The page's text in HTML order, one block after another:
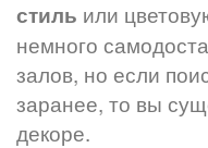
стиль или
немного
залов, но если
заранее, то вы
декоре.